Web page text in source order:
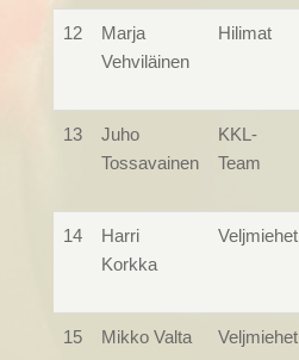
12
Marja
Vehviläinen
Hilimat
13
Juho
Tossavainen
KKL-
Team
14
Harri
Korkka
Veljmiehet
15 Mikko Valta Veljmiehet